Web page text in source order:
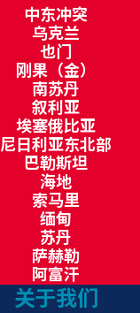
中东冲突
乌克兰
也门
刚果（金）
南苏丹
叙利亚
埃塞俄比亚
尼日利亚东北部
巴勒斯坦
海地
索马里
缅甸
苏丹
萨赫勒
阿富汗
关于我们